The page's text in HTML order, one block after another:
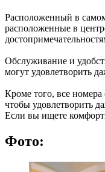
Расположенный в
расположенные в
Обслуживание и
могут удовлетворить
Кроме того, все
чтобы удовлетворить
Если вы ищете
Фото: